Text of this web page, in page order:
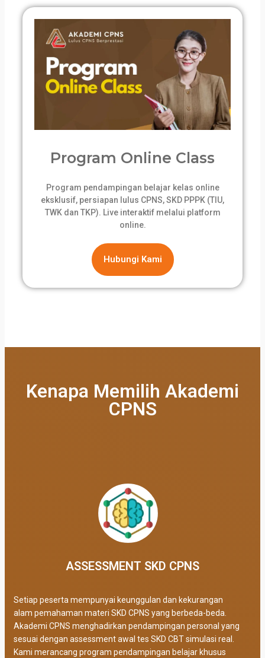
Program Online Class
Program pendampingan belajar kelas online
eksklusif, persiapan lulus CPNS, SKD PPPK (TIU,
TWK dan TKP). Live interaktif melalui platform
online.
Hubungi Kami
Kenapa Memilih Akademi
CPNS
ASSESSMENT SKD CPNS
Setiap peserta mempunyai keunggulan dan kekurangan
alam pemahaman materi SKD CPNS yang berbeda-beda.
Akademi CPNS menghadirkan pendampingan personal yang
sesuai dengan assessment awal tes SKD CBT simulasi real.
Kami merancang program pendampingan belajar khusus